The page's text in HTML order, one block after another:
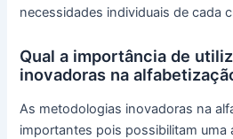
necessidades individuais de cada
Qual a importância de
inovadoras na
As metodologias inovadoras na
importantes pois possibilitam uma